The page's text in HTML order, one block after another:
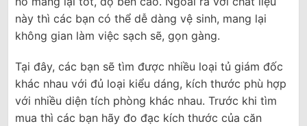
này thì các bạn có thể dễ dàng vệ sinh, mang lại
không gian làm việc sạch sẽ, gọn gàng.
Tại đây, các bạn sẽ tìm được nhiều loại tủ giám đốc
khác nhau với đủ loại kiểu dáng, kích thước phù hợp
với nhiều diện tích phòng khác nhau. Trước khi tìm
mua thì các bạn hãy đo đạc kích thước của căn